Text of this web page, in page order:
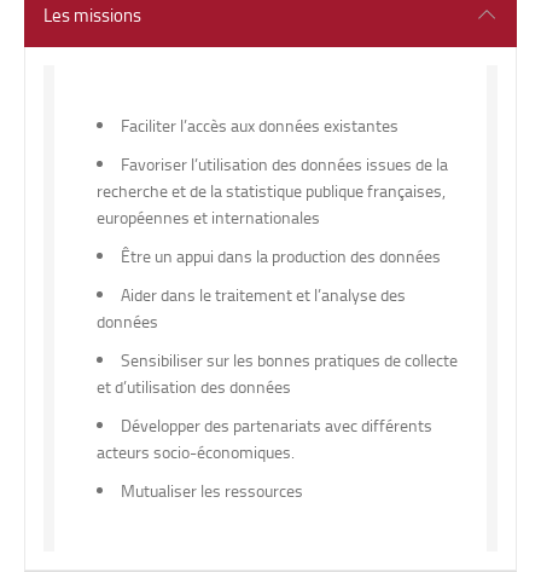
Les missions
Faciliter l’accès aux données existantes
Favoriser l’utilisation des données issues de la
recherche et de la statistique publique françaises,
européennes et internationales
Être un appui dans la production des données
Aider dans le traitement et l’analyse des
données
Sensibiliser sur les bonnes pratiques de collecte
et d’utilisation des données
Développer des partenariats avec différents
acteurs socio-économiques.
Mutualiser les ressources